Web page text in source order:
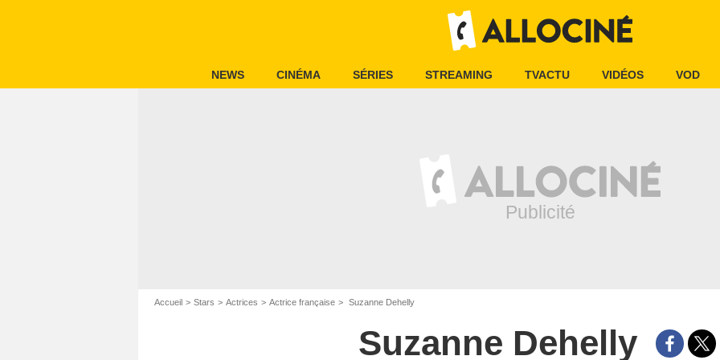
NEWS CINÉMA SÉRIES STREAMING TVACTU VIDÉOS VOD
Accueil Stars Actrices Actrice française Suzanne Dehelly
Suzanne Dehelly